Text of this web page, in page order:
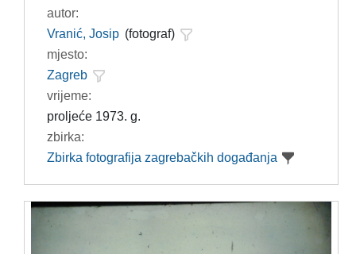
autor:
Vranić, Josip (fotograf)
mjesto:
Zagreb
vrijeme:
proljeće 1973. g.
zbirka:
Zbirka fotografija zagrebačkih događanja